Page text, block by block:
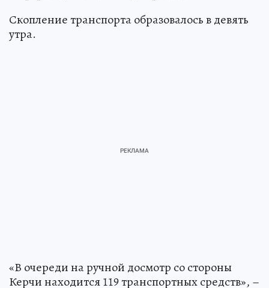
Скопление транспорта образовалось в девять
утра.
«В очереди на ручной досмотр со стороны
Керчи находится 119 транспортных средств», –